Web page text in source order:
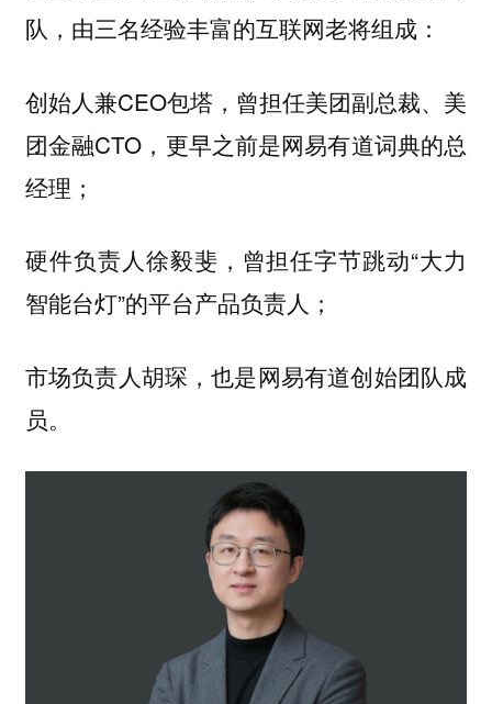
队，由三名经验丰富的互联网老将组成：
创始人兼CEO包塔，曾担任美团副总裁、美
团金融CTO，更早之前是网易有道词典的总
经理；
硬件负责人徐毅斐，曾担任字节跳动“大力
智能台灯”的平台产品负责人；
市场负责人胡琛，也是网易有道创始团队成
员。